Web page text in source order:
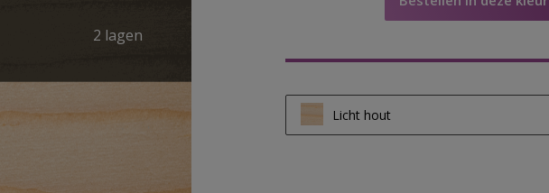
2 lagen
Licht hout